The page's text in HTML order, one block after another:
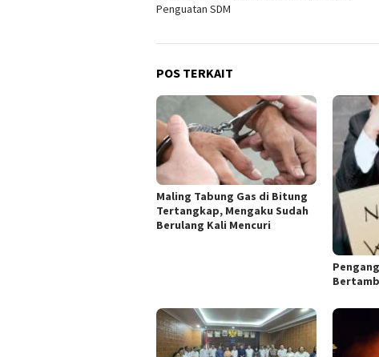
Penguatan SDM
POS TERKAIT
Maling Tabung Gas di Bitung
Tertangkap, Mengaku Sudah
Berulang Kali Mencuri